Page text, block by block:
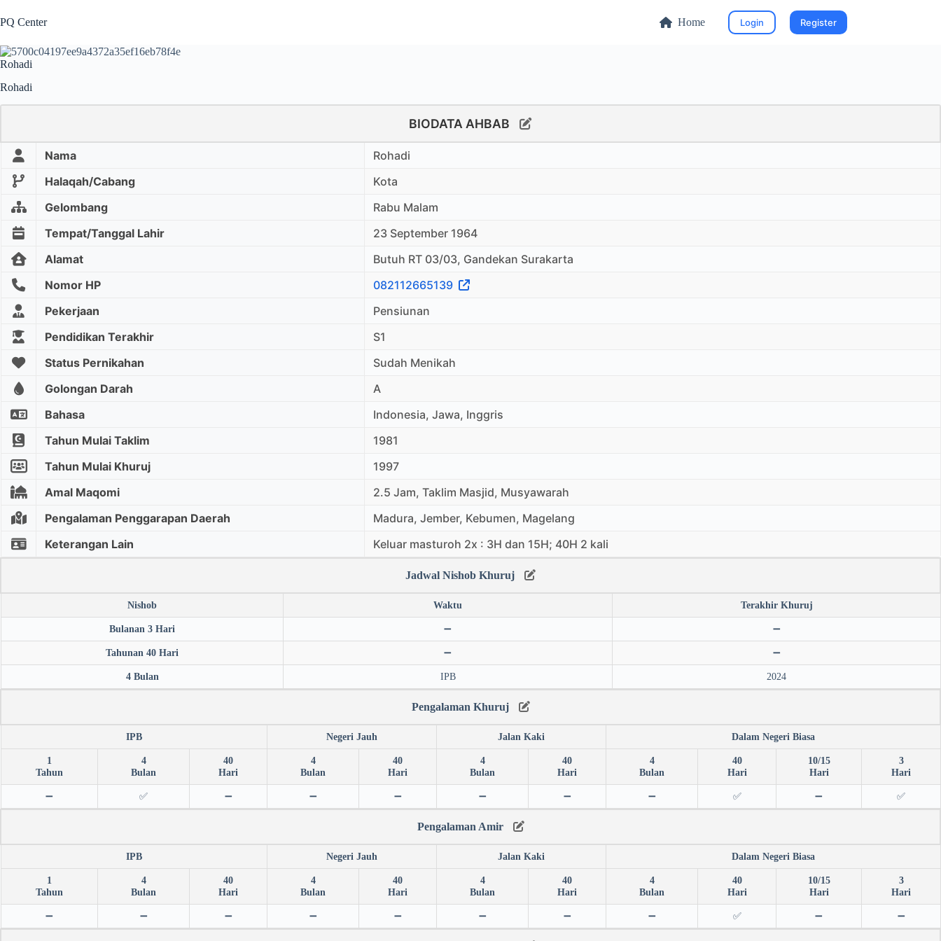
to
content
PQ Center Home Login Register
Rohadi
Rohadi
BIODATA AHBAB
Nama
Rohadi
Halaqah/Cabang
Kota
Gelombang
Rabu Malam
Tempat/Tanggal Lahir
23 September 1964
Alamat
Butuh RT 03/03, Gandekan Surakarta
Nomor HP
082112665139
Pekerjaan
Pensiunan
Pendidikan Terakhir
S1
Status Pernikahan
Sudah Menikah
Golongan Darah
A
Bahasa
Indonesia, Jawa, Inggris
Tahun Mulai Taklim
1981
Tahun Mulai Khuruj
1997
Amal Maqomi
2.5 Jam, Taklim Masjid, Musyawarah
Pengalaman Penggarapan Daerah
Madura, Jember, Kebumen, Magelang
Keterangan Lain
Keluar masturoh 2x : 3H dan 15H; 40H 2 kali
Jadwal Nishob Khuruj
Nishob Waktu Terakhir Khuruj
Bulanan 3 Hari ➖ ➖
Tahunan 40 Hari ➖ ➖
4 Bulan IPB 2024
Pengalaman Khuruj
IPB Negeri Jauh Jalan Kaki Dalam Negeri Biasa
1
Tahun
4
Bulan
40
Hari
4
Bulan
40
Hari
4
Bulan
40
Hari
4
Bulan
40
Hari
10/15
Hari
3
Hari
➖ ✅ ➖ ➖ ➖ ➖ ➖ ➖ ✅ ➖ ✅
Pengalaman Amir
IPB Negeri Jauh Jalan Kaki Dalam Negeri Biasa
1
Tahun
4
Bulan
40
Hari
4
Bulan
40
Hari
4
Bulan
40
Hari
4
Bulan
40
Hari
10/15
Hari
3
Hari
➖ ➖ ➖ ➖ ➖ ➖ ➖ ➖ ✅ ➖ ➖